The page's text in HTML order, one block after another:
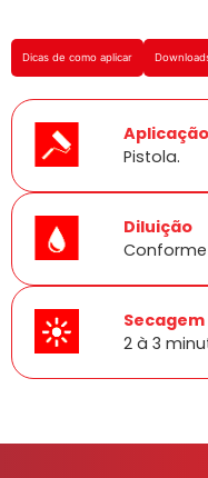
Dicas de como aplicar
Aplicação
Pistola.
Diluição
Secagem
2 à 3